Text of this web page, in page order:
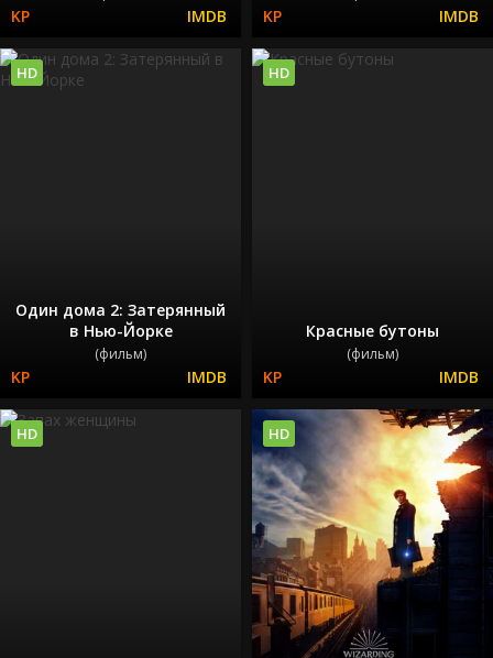
Один дома 2: Затерянный
в Нью-Йорке
(фильм)
HD
Красные бутоны
(фильм)
HD
HD HD